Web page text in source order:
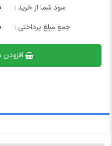
سود شما از خرید :
جمع مبلغ پرداختی :
افزودن به سبد خرید